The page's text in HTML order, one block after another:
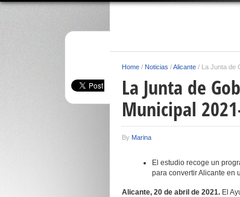
Home / Noticias /Alicante / La Junta de
La Junta de
Municipal
By Marina
El estudio recoge un
para convertir Alicante en
Alicante, 20 de abril de 2021. El